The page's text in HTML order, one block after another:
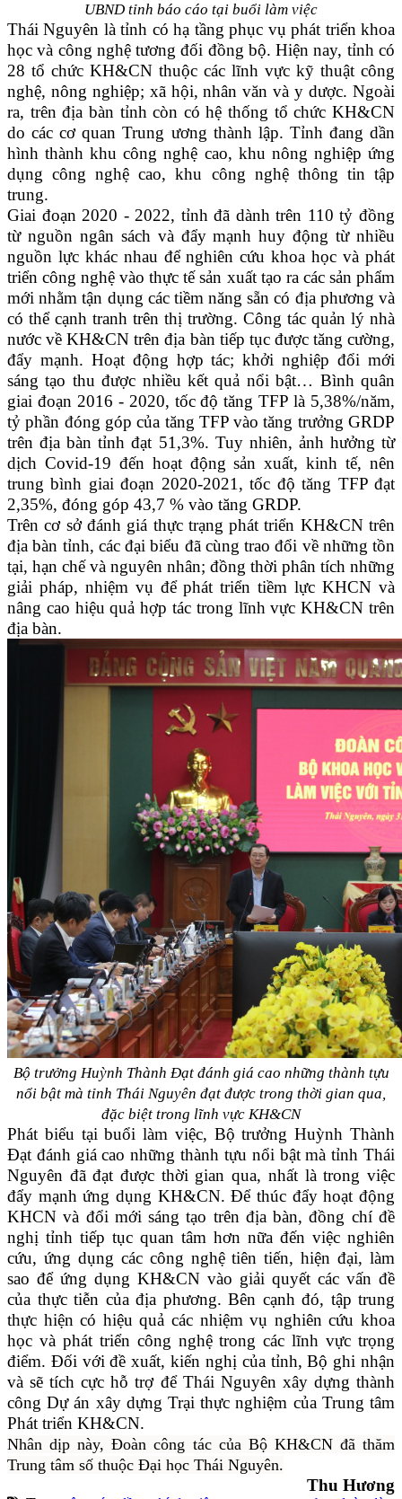
UBND tỉnh báo cáo tại buổi làm việc
Thái Nguyên là tỉnh có hạ tầng phục vụ phát triển khoa
học và công nghệ tương đối đồng bộ. Hiện nay, tỉnh có
28 tổ chức KH&CN thuộc các lĩnh vực kỹ thuật công
nghệ, nông nghiệp; xã hội, nhân văn và y dược. Ngoài
ra, trên địa bàn tỉnh còn có hệ thống tổ chức KH&CN
do các cơ quan Trung ương thành lập. Tỉnh đang dần
hình thành khu công nghệ cao, khu nông nghiệp ứng
dụng công nghệ cao, khu công nghệ thông tin tập
trung.
Giai đoạn 2020 - 2022, tỉnh đã dành trên 110 tỷ đồng
từ nguồn ngân sách và đẩy mạnh huy động từ nhiều
nguồn lực khác nhau để nghiên cứu khoa học và phát
triển công nghệ vào thực tế sản xuất tạo ra các sản phẩm
mới nhằm tận dụng các tiềm năng sẵn có địa phương và
có thể cạnh tranh trên thị trường. Công tác quản lý nhà
nước về KH&CN trên địa bàn tiếp tục được tăng cường,
đẩy mạnh. Hoạt động hợp tác; khởi nghiệp đổi mới
sáng tạo thu được nhiều kết quả nổi bật… Bình quân
giai đoạn 2016 - 2020, tốc độ tăng TFP là 5,38%/năm,
tỷ phần đóng góp của tăng TFP vào tăng trưởng GRDP
trên địa bàn tỉnh đạt 51,3%. Tuy nhiên, ảnh hưởng từ
dịch Covid-19 đến hoạt động sản xuất, kinh tế, nên
trung bình giai đoạn 2020-2021, tốc độ tăng TFP đạt
2,35%, đóng góp 43,7 % vào tăng GRDP.
Trên cơ sở đánh giá thực trạng phát triển KH&CN trên
địa bàn tỉnh, các đại biểu đã cùng trao đổi về những tồn
tại, hạn chế và nguyên nhân; đồng thời phân tích những
giải pháp, nhiệm vụ để phát triển tiềm lực KHCN và
nâng cao hiệu quả hợp tác trong lĩnh vực KH&CN trên
địa bàn.
Bộ trưởng Huỳnh Thành Đạt đánh giá cao những thành tựu
nổi bật mà tỉnh Thái Nguyên đạt được trong thời gian qua,
đặc biệt trong lĩnh vực KH&CN
Phát biểu tại buổi làm việc, Bộ trưởng Huỳnh Thành
Đạt đánh giá cao những thành tựu nổi bật mà tỉnh Thái
Nguyên đã đạt được thời gian qua, nhất là trong việc
đẩy mạnh ứng dụng KH&CN. Để thúc đẩy hoạt động
KHCN và đổi mới sáng tạo trên địa bàn, đồng chí đề
nghị tỉnh tiếp tục quan tâm hơn nữa đến việc nghiên
cứu, ứng dụng các công nghệ tiên tiến, hiện đại, làm
sao để ứng dụng KH&CN vào giải quyết các vấn đề
của thực tiễn của địa phương. Bên cạnh đó, tập trung
thực hiện có hiệu quả các nhiệm vụ nghiên cứu khoa
học và phát triển công nghệ trong các lĩnh vực trọng
điểm. Đối với đề xuất, kiến nghị của tỉnh, Bộ ghi nhận
và sẽ tích cực hỗ trợ để Thái Nguyên xây dựng thành
công Dự án xây dựng Trại thực nghiệm của Trung tâm
Phát triển KH&CN.
Nhân dịp này, Đoàn công tác của Bộ KH&CN đã thăm
Trung tâm số thuộc Đại học Thái Nguyên.
Thu Hương